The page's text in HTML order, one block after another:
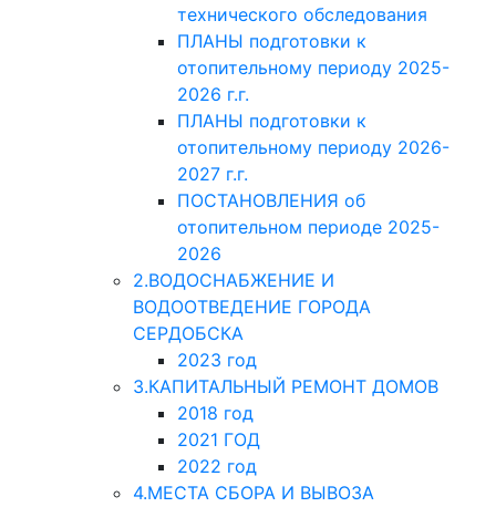
технического обследования
ПЛАНЫ подготовки к
отопительному периоду 2025-
2026 г.г.
ПЛАНЫ подготовки к
отопительному периоду 2026-
2027 г.г.
ПОСТАНОВЛЕНИЯ об
отопительном периоде 2025-
2026
2.ВОДОСНАБЖЕНИЕ И
ВОДООТВЕДЕНИЕ ГОРОДА
СЕРДОБСКА
2023 год
3.КАПИТАЛЬНЫЙ РЕМОНТ ДОМОВ
2018 год
2021 ГОД
2022 год
4.МЕСТА СБОРА И ВЫВОЗА